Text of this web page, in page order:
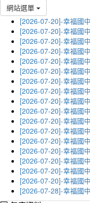
網站選單
[2026-07-20]-幸福國
[2026-07-20]-幸福國
[2026-07-20]-幸福國
[2026-07-20]-幸福國
[2026-07-20]-幸福國
[2026-07-20]-幸福國
[2026-07-20]-幸福國
[2026-07-20]-幸福國
[2026-07-20]-幸福國
[2026-07-20]-幸福國
[2026-07-20]-幸福國
[2026-07-20]-幸福國
[2026-07-20]-幸福國
[2026-07-20]-幸福國
[2026-07-20]-幸福國
[2026-07-20]-幸福國
[2026-07-20]-幸福國
[2026-07-28]-幸福國